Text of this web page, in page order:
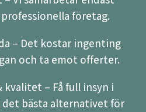
företag.
– Det kostar ingenting
och ta emot offerter.
kvalitet – Få full insyn i
det bästa alternativet för